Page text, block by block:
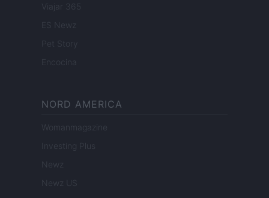
Viajar 365
ES Newz
Pet Story
Encocina
NORD AMERICA
Womanmagazine
Investing Plus
Newz
Newz US